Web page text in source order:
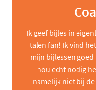
Ik geef bijles in
talen fan! Ik vind
mijn bijlessen
nou echt nodig
namelijk niet bij